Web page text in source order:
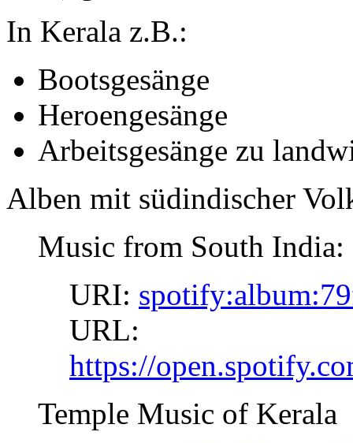
In Kerala z.B.:
Bootsgesänge
Heroengesänge
Arbeitsgesänge zu
Alben mit südindischer
Music from South India:
URI:
URL:
https://
Temple Music of Kerala